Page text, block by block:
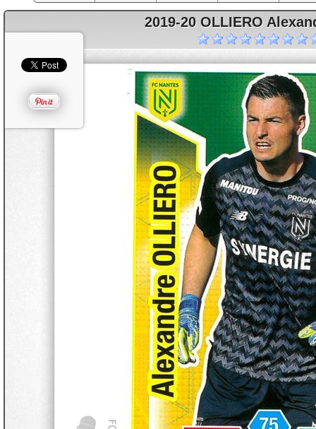
2019-20 OLLIERO